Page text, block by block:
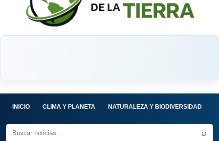
INICIO CLIMA Y PLANETA NATURALEZA Y BIODIVERSIDAD
⌕